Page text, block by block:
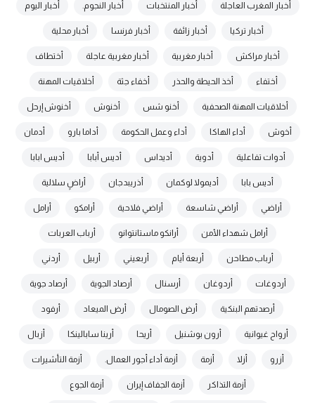
أخبار المغرب العاجلة أخبار المنتخبات أخبار النجوم. أخبار اليوم
أخبار تركيا أخبار زائفة أخبار فرنسا أخبار محلية
أخبار مراكش أخبار مغربية أخبار مغربية عاجلة أختطاف
أختفاء أخذ الحيطة والحذر أخفاء جثة أخلاقيات المهنة
أخلاقيات المهنة الصحفية أخنو شس أخنوش أخنوش إرحل
أخوش أداء الهاكا أداء وعمل الحكومة أداما بارو أدمان
أدوات تفاعلية أدوية أديداس أديس أبابا أديس ابابا
أديس بابا أديمولا لوكمان أذريبدجان أراضٍ سلالية
أراضي أراضي شاسعة أراضي فلاحية أرامكو أرامل
أرامل شهداء الأمن أرانكو ماستانتوانو أرباب العربات
أرباب مطاحن أربعة أيام أربعيني أربيل أردني
أردوغات أردوغان أرسنال أرصاد الجوية أرصاد جوية
أرصدتهم البنكية أرض الصومال أرض الميعاد أرفود
أرواح غيوانية أرون بوشنيل أريحا أرينا سابالينكا أزبال
أزرو أزلا أزمة أزمة أداء أجور العمال. أزمة التأشيرات
أزمة التذاكر أزمة الجفاف إيران أزمة الجوع